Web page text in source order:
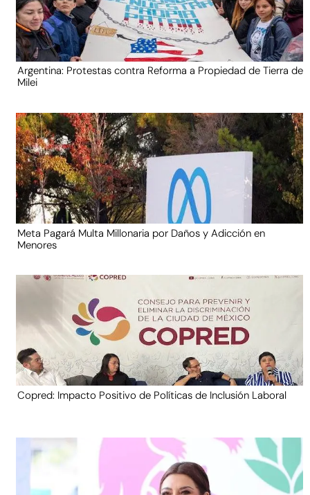
Argentina: Protestas contra Reforma a Propiedad de Tierra de
Milei
Meta Pagará Multa Millonaria por Daños y Adicción en
Menores
Copred: Impacto Positivo de Políticas de Inclusión Laboral